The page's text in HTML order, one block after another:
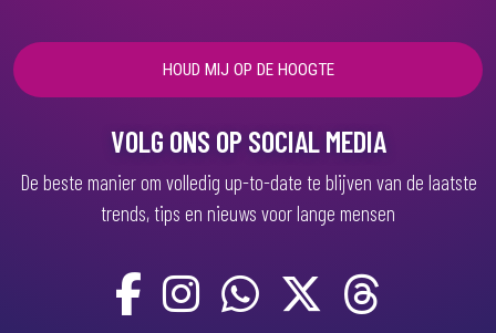
e
i
VOLG ONS OP SOCIAL MEDIA
De beste manier om volledig up-to-date te blijven van de laatste
trends, tips en nieuws voor lange mensen